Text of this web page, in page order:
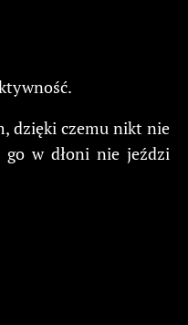
dzięki czemu nikt nie
go w dłoni nie jeździ